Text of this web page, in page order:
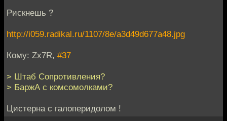
Рискнешь ?
http://i059.radikal.ru/1107/8e/a3d49d677a48.jpg
Кому: Zx7R, #37
> Штаб Сопротивления?
> БаржА с комсомолками?
Цистерна с галоперидолом !